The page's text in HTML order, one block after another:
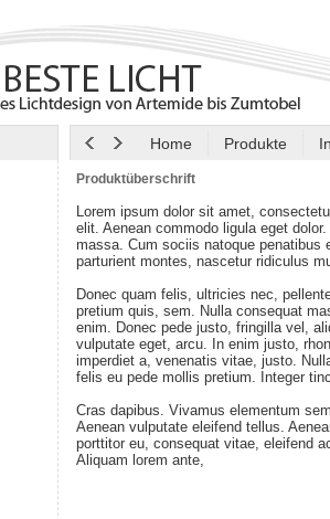
Home Produkte
Produktüberschrift
Lorem ipsum dolor sit amet,
elit. Aenean commodo ligula eget dolor.
massa. Cum sociis natoque penatibus
parturient montes, nascetur ridiculus
Donec quam felis, ultricies nec,
pretium quis, sem. Nulla consequat
enim. Donec pede justo, fringilla vel,
vulputate eget, arcu. In enim justo,
imperdiet a, venenatis vitae, justo.
felis eu pede mollis pretium. Integer
Cras dapibus. Vivamus elementum
Aenean vulputate eleifend tellus.
porttitor eu, consequat vitae, eleifend
Aliquam lorem ante,